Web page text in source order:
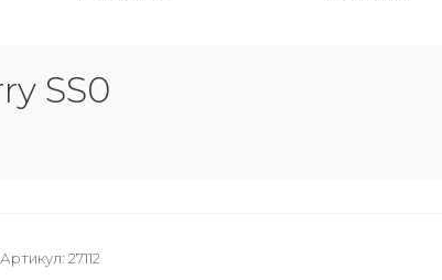
SS0
Артикул: 27112